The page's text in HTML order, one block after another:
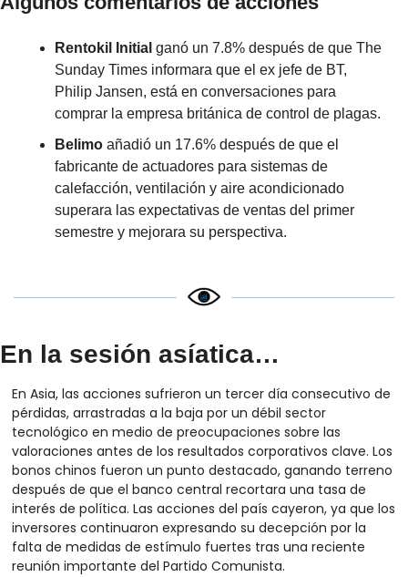
Rentokil Initial ganó un 7.8% después de que The
Sunday Times informara que el ex jefe de BT,
Philip Jansen, está en conversaciones para
comprar la empresa británica de control de plagas.
Belimo añadió un 17.6% después de que el
fabricante de actuadores para sistemas de
calefacción, ventilación y aire acondicionado
superara las expectativas de ventas del primer
semestre y mejorara su perspectiva.
En la sesión asíatica…
En Asia, las acciones sufrieron un tercer día consecutivo de
pérdidas, arrastradas a la baja por un débil sector
tecnológico en medio de preocupaciones sobre las
valoraciones antes de los resultados corporativos clave. Los
bonos chinos fueron un punto destacado, ganando terreno
después de que el banco central recortara una tasa de
interés de política. Las acciones del país cayeron, ya que los
inversores continuaron expresando su decepción por la
falta de medidas de estímulo fuertes tras una reciente
reunión importante del Partido Comunista.